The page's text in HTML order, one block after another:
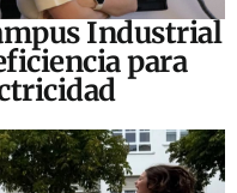
Industrial
para